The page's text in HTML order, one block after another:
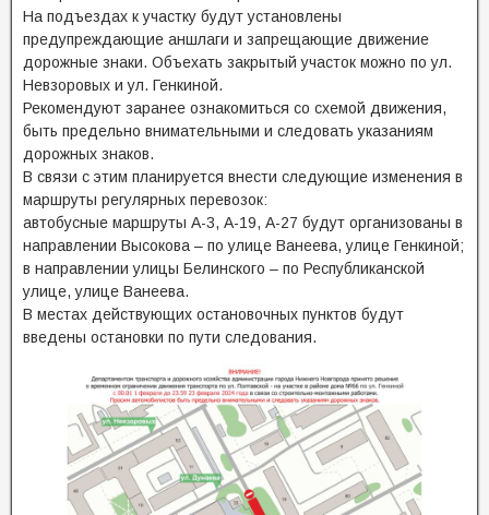
На подъездах к участку будут установлены
предупреждающие аншлаги и запрещающие движение
дорожные знаки. Объехать закрытый участок можно по ул.
Невзоровых и ул. Генкиной.
Рекомендуют заранее ознакомиться со схемой движения,
быть предельно внимательными и следовать указаниям
дорожных знаков.
В связи с этим планируется внести следующие изменения в
маршруты регулярных перевозок:
автобусные маршруты А-3, А-19, А-27 будут организованы в
направлении Высокова – по улице Ванеева, улице Генкиной;
в направлении улицы Белинского – по Республиканской
улице, улице Ванеева.
В местах действующих остановочных пунктов будут
введены остановки по пути следования.